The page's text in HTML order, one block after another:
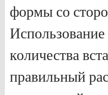
формы со
количества
правильный